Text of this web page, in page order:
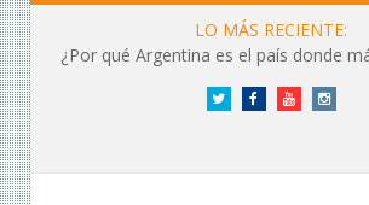
LO MÁS RECIENTE:
¿Por qué Argentina es el país donde
Twitter FacebookYouTube